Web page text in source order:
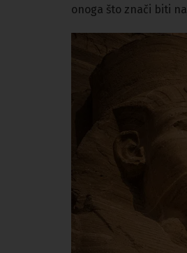
onoga što znači biti